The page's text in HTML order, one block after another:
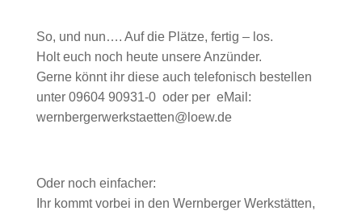
So, und nun…. Auf die Plätze, fertig – los.
Holt euch noch heute unsere Anzünder.
Gerne könnt ihr diese auch telefonisch bestellen
unter 09604 90931-0 oder per eMail:
wernbergerwerkstaetten@loew.de
Oder noch einfacher:
Ihr kommt vorbei in den Wernberger Werkstätten,